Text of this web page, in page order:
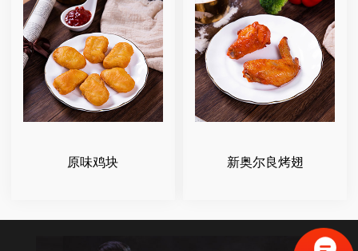
原味鸡块 新奥尔良烤翅